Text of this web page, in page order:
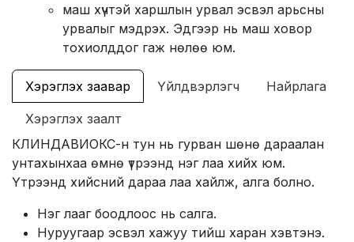
маш хүчтэй харшлын урвал эсвэл арьсны
урвалыг мэдрэх. Эдгээр нь маш ховор
тохиолддог гаж нөлөө юм.
Хэрэглэх заавар Үйлдвэрлэгч Найрлага
Хэрэглэх заалт
КЛИНДАВИОКС-н тун нь гурван шөнө дараалан
унтахынхаа өмнө үтрээнд нэг лаа хийх юм.
Үтрээнд хийсний дараа лаа хайлж, алга болно.
Нэг лааг боодлоос нь салга.
Нуруугаар эсвэл хажуу тийш харан хэвтэнэ.